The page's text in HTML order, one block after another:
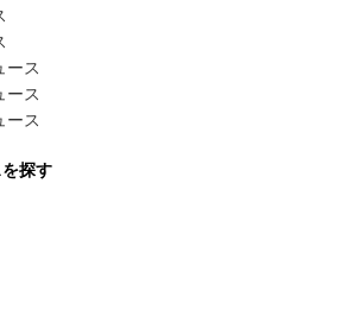
ース
ース
ース
探す